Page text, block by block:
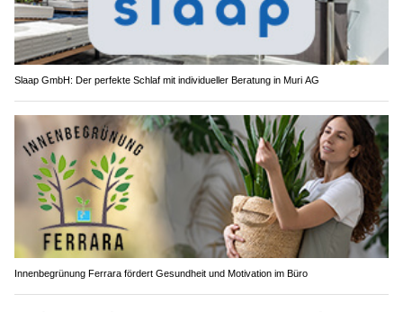
Slaap GmbH: Der perfekte Schlaf mit individueller Beratung in Muri AG
Innenbegrünung Ferrara fördert Gesundheit und Motivation im Büro